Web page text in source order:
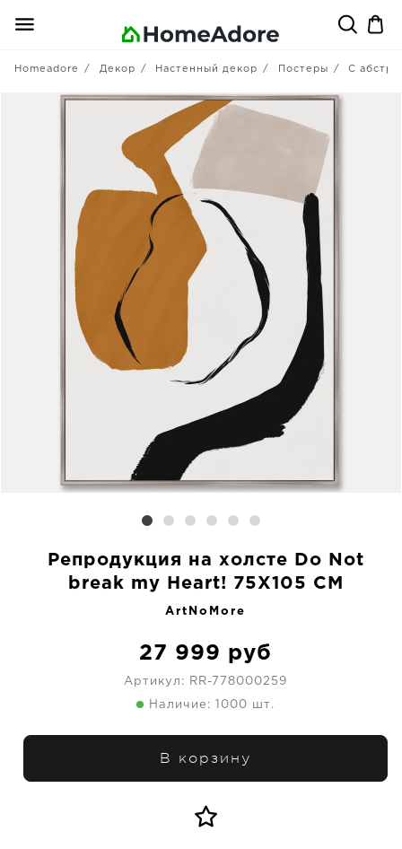
Homeadore Декор Настенный декор Постеры С
Репродукция на холсте Do Not
break my Heart! 75X105 CM
ArtNoMore
27 999 руб
Артикул: RR-778000259
Наличие: 1000 шт.
В корзину